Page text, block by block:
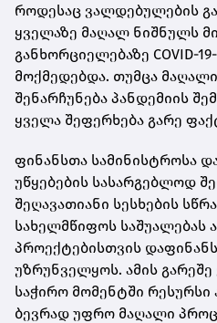
როდესაც ვალდებულების
ყველაზე მაღალ ნიშნულს
განხორციელებაზე COVID-
მოქმედებდა. თუმცა
შენარჩუნება პანდემიის
ყველა შეფერხება გარე
ფინანსთა სამინისტროსა
უწყებების სასარგებლოდ
შეღავათიანი სესხების
სახელმწიფოს საშუალებას
პროექტებისთვის
უზრუნველყოს. ამის გარეშე
საჭირო მომენტში რესურსი
ბევრად უფრო მაღალი